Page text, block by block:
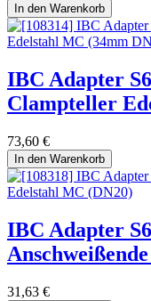
In den Warenkorb
IBC Adapter
Clampteller
73,60 €
In den Warenkorb
IBC Adapter
31,63 €